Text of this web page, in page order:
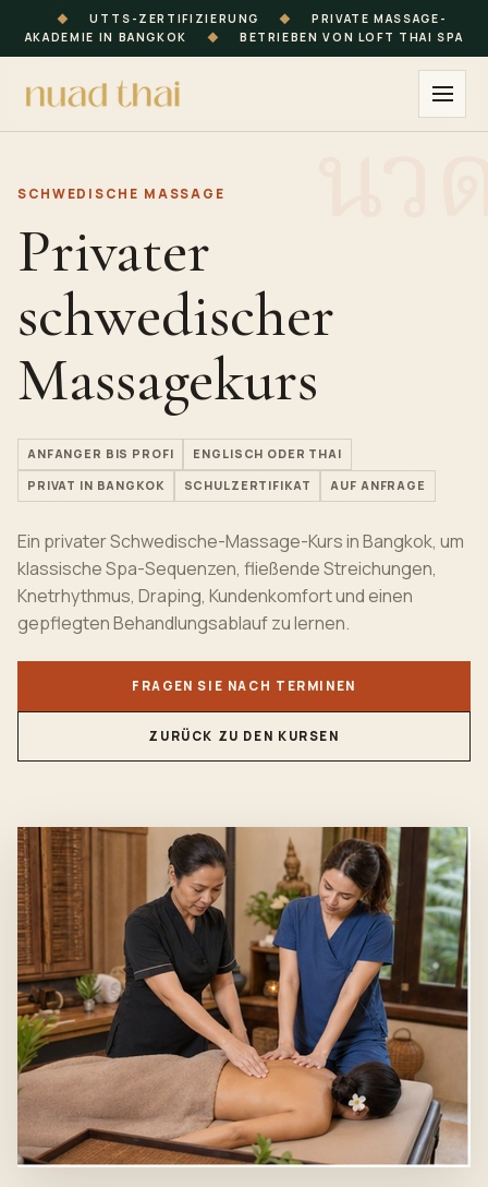
◆ UTTS-ZERTIFIZIERUNG ◆
PRIVATE MASSAGE-
AKADEMIE IN BANGKOK
◆ BETRIEBEN VON LOFT THAI SPA
SCHWEDISCHE MASSAGE
Privater
schwedischer
Massagekurs
ANFANGER BIS PROFI ENGLISCH ODER THAI
PRIVAT IN BANGKOK SCHULZERTIFIKAT AUF ANFRAGE
Ein privater Schwedische-Massage-Kurs in Bangkok, um
klassische Spa-Sequenzen, fließende Streichungen,
Knetrhythmus, Draping, Kundenkomfort und einen
gepflegten Behandlungsablauf zu lernen.
FRAGEN SIE NACH TERMINEN
ZURÜCK ZU DEN KURSEN